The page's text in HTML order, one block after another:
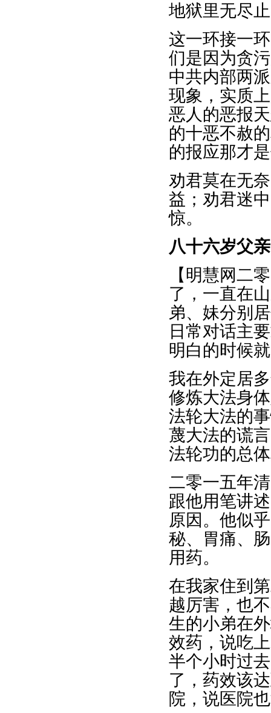
地狱里无尽
这一环接一
们是因为贪
中共内部两
现象，实质
恶人的恶报
的十恶不赦
的报应那才
劝君莫在无
益；劝君迷
惊。
八十六岁父
【明慧网二
了，一直在
弟、妹分别
日常对话主
明白的时候
我在外定居
修炼大法身
法轮大法的
蔑大法的谎
法轮功的总
二零一五年
跟他用笔讲
原因。他似
秘、胃痛、
用药。
在我家住到
越厉害，也
生的小弟在
效药，说吃
半个小时过
了，药效该
院，说医院